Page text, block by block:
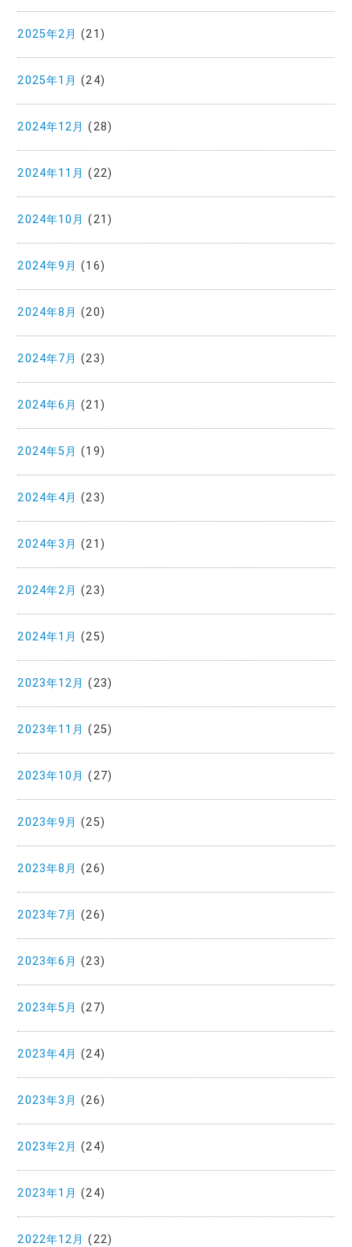
2025年2月 (21)
2025年1月 (24)
2024年12月 (28)
2024年11月 (22)
2024年10月 (21)
2024年9月 (16)
2024年8月 (20)
2024年7月 (23)
2024年6月 (21)
2024年5月 (19)
2024年4月 (23)
2024年3月 (21)
2024年2月 (23)
2024年1月 (25)
2023年12月 (23)
2023年11月 (25)
2023年10月 (27)
2023年9月 (25)
2023年8月 (26)
2023年7月 (26)
2023年6月 (23)
2023年5月 (27)
2023年4月 (24)
2023年3月 (26)
2023年2月 (24)
2023年1月 (24)
2022年12月 (22)